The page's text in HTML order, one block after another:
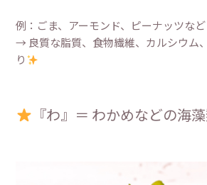
例：ごま、アーモンド、ピーナッツなど
→ 良質な脂質、食物繊維、カルシウム
り
『わ』＝ わかめなどの海